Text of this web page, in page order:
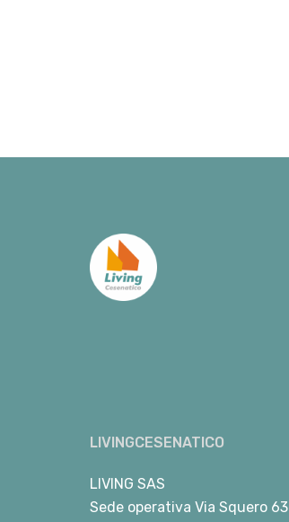
LIVINGCESENATICO
LIVING SAS
Sede operativa Via Squero 63